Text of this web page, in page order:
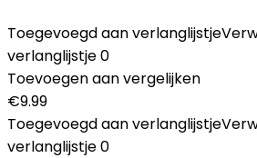
Toegevoegd aan verlanglijstje
verlanglijstje0
Toevoegen aan vergelijken
€9.99
Toegevoegd aan verlanglijstje
verlanglijstje0